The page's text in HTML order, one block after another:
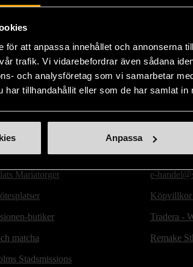
för att anpassa innehållet och annonserna
trafik. Vi vidarebefordrar även sådana
och analysföretag som vi samarbetar
har tillhandahållit eller som de har samlat in
Anpassa
Visar 4 av 4 produkter
hand-butiker
Mariatorget
butiker
matcha
Stadsmissions
e-
Köpvillkor
Tradera -
Remake